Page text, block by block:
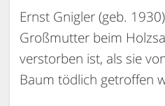
Ernst Gnigler (geb.
Großmutter beim
verstorben ist, als sie
Baum tödlich getroffen